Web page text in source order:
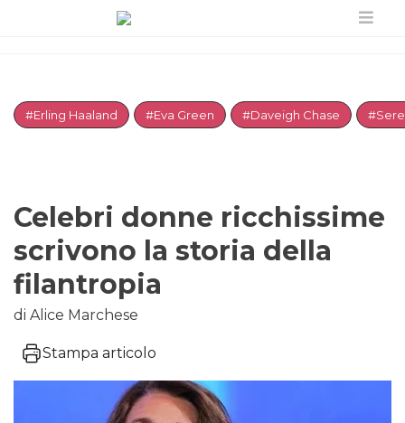
#Erling Haaland #Eva Green #Daveigh Chase
Celebri donne ricchissime
scrivono la storia della
filantropia
di Alice Marchese
Stampa articolo